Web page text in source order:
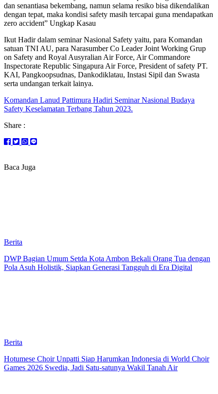
dan senantiasa bekembang, namun selama resiko bisa dikendalikan
dengan tepat, maka kondisi safety masih tercapai guna mendapatkan
zero accident” Ungkap Kasau
Ikut Hadir dalam seminar Nasional Safety yaitu, para Komandan
satuan TNI AU, para Narasumber Co Leader Joint Working Grup
on Safety and Royal Ausyralian Air Force, Air Commandore
Inspectorate Republic Singapura Air Force, President of safety PT.
KAI, Pangkoopsudnas, Dankodiklatau, Instasi Sipil dan Swasta
serta undangan terkait lainya.
Komandan Lanud Pattimura Hadiri Seminar Nasional Budaya
Safety Keselamatan Terbang Tahun 2023.
Share :
Baca Juga
Berita
DWP Bagian Umum Setda Kota Ambon Bekali Orang Tua dengan
Pola Asuh Holistik, Siapkan Generasi Tangguh di Era Digital
Berita
Hotumese Choir Unpatti Siap Harumkan Indonesia di World Choir
Games 2026 Swedia, Jadi Satu-satunya Wakil Tanah Air